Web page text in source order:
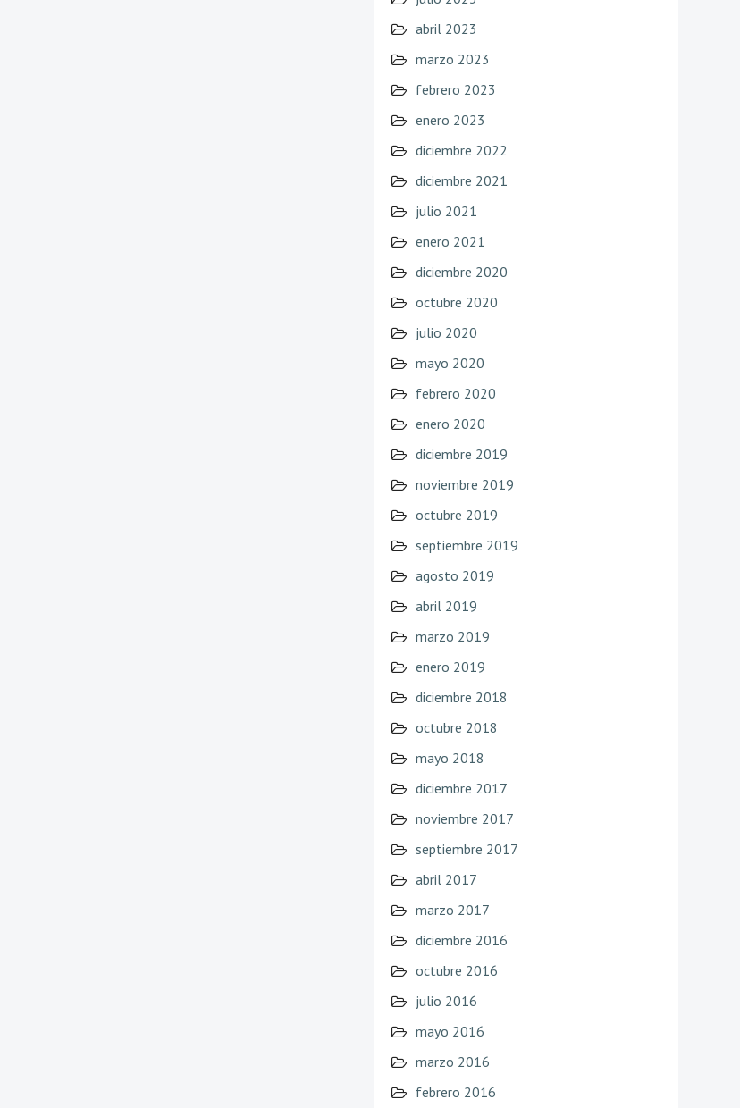
abril 2023
marzo 2023
febrero 2023
enero 2023
diciembre 2022
diciembre 2021
julio 2021
enero 2021
diciembre 2020
octubre 2020
julio 2020
mayo 2020
febrero 2020
enero 2020
diciembre 2019
noviembre 2019
octubre 2019
septiembre 2019
agosto 2019
abril 2019
marzo 2019
enero 2019
diciembre 2018
octubre 2018
mayo 2018
diciembre 2017
noviembre 2017
septiembre 2017
abril 2017
marzo 2017
diciembre 2016
octubre 2016
julio 2016
mayo 2016
marzo 2016
febrero 2016